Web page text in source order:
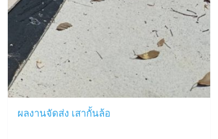
ผลงานจัดส่ง เสากั้นล้อ